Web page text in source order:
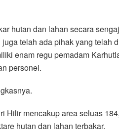
hutan dan lahan secara
telah ada pihak yang telah
enam regu pemadam
personel.
Hilir mencakup area seluas
hutan dan lahan terbakar.